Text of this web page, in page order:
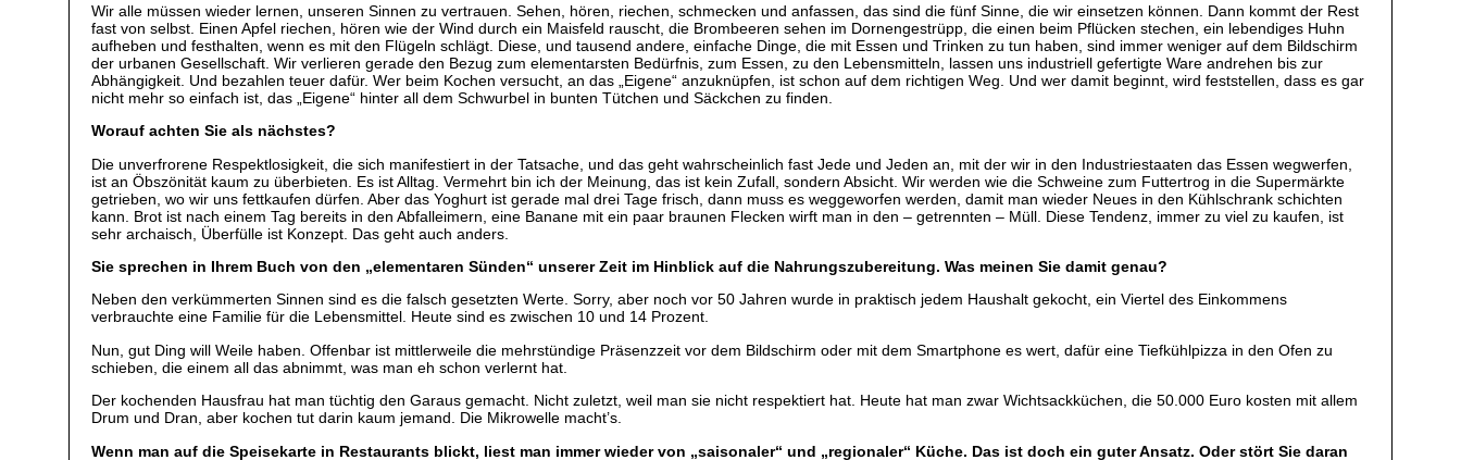
Wir alle müssen wieder lernen, unseren Sinnen zu vertrauen. Sehen, hören, riechen, schmecken und anfassen, das sind die fünf Sinne, die wir einsetzen können. Dann kommt der Rest
fast von selbst. Einen Apfel riechen, hören wie der Wind durch ein Maisfeld rauscht, die Brombeeren sehen im Dornengestrüpp, die einen beim Pflücken stechen, ein lebendiges Huhn
aufheben und festhalten, wenn es mit den Flügeln schlägt. Diese, und tausend andere, einfache Dinge, die mit Essen und Trinken zu tun haben, sind immer weniger auf dem Bildschirm
der urbanen Gesellschaft. Wir verlieren gerade den Bezug zum elementarsten Bedürfnis, zum Essen, zu den Lebensmitteln, lassen uns industriell gefertigte Ware andrehen bis zur
Abhängigkeit. Und bezahlen teuer dafür. Wer beim Kochen versucht, an das „Eigene“ anzuknüpfen, ist schon auf dem richtigen Weg. Und wer damit beginnt, wird feststellen, dass es gar
nicht mehr so einfach ist, das „Eigene“ hinter all dem Schwurbel in bunten Tütchen und Säckchen zu finden.
Worauf achten Sie als nächstes?
Die unverfrorene Respektlosigkeit, die sich manifestiert in der Tatsache, und das geht wahrscheinlich fast Jede und Jeden an, mit der wir in den Industriestaaten das Essen wegwerfen,
ist an Öbszönität kaum zu überbieten. Es ist Alltag. Vermehrt bin ich der Meinung, das ist kein Zufall, sondern Absicht. Wir werden wie die Schweine zum Futtertrog in die Supermärkte
getrieben, wo wir uns fettkaufen dürfen. Aber das Yoghurt ist gerade mal drei Tage frisch, dann muss es weggeworfen werden, damit man wieder Neues in den Kühlschrank schichten
kann. Brot ist nach einem Tag bereits in den Abfalleimern, eine Banane mit ein paar braunen Flecken wirft man in den – getrennten – Müll. Diese Tendenz, immer zu viel zu kaufen, ist
sehr archaisch, Überfülle ist Konzept. Das geht auch anders.
Sie sprechen in Ihrem Buch von den „elementaren Sünden“ unserer Zeit im Hinblick auf die Nahrungszubereitung. Was meinen Sie damit genau?
Neben den verkümmerten Sinnen sind es die falsch gesetzten Werte. Sorry, aber noch vor 50 Jahren wurde in praktisch jedem Haushalt gekocht, ein Viertel des Einkommens
verbrauchte eine Familie für die Lebensmittel. Heute sind es zwischen 10 und 14 Prozent.
Nun, gut Ding will Weile haben. Offenbar ist mittlerweile die mehrstündige Präsenzzeit vor dem Bildschirm oder mit dem Smartphone es wert, dafür eine Tiefkühlpizza in den Ofen zu
schieben, die einem all das abnimmt, was man eh schon verlernt hat.
Der kochenden Hausfrau hat man tüchtig den Garaus gemacht. Nicht zuletzt, weil man sie nicht respektiert hat. Heute hat man zwar Wichtsackküchen, die 50.000 Euro kosten mit allem
Drum und Dran, aber kochen tut darin kaum jemand. Die Mikrowelle macht’s.
Wenn man auf die Speisekarte in Restaurants blickt, liest man immer wieder von „saisonaler“ und „regionaler“ Küche. Das ist doch ein guter Ansatz. Oder stört Sie daran